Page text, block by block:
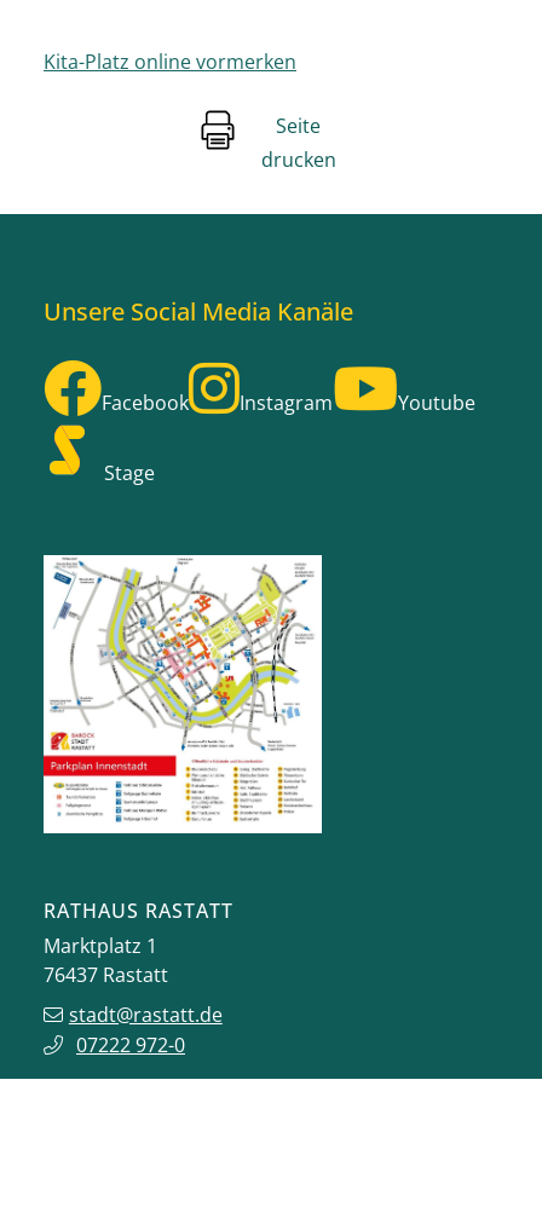
Kita-Platz online vormerken
Seite
drucken
Unsere Social Media Kanäle
Facebook Instagram Youtube
Stage
RATHAUS RASTATT
Marktplatz 1
76437 Rastatt
stadt@rastatt.de
07222 972-0